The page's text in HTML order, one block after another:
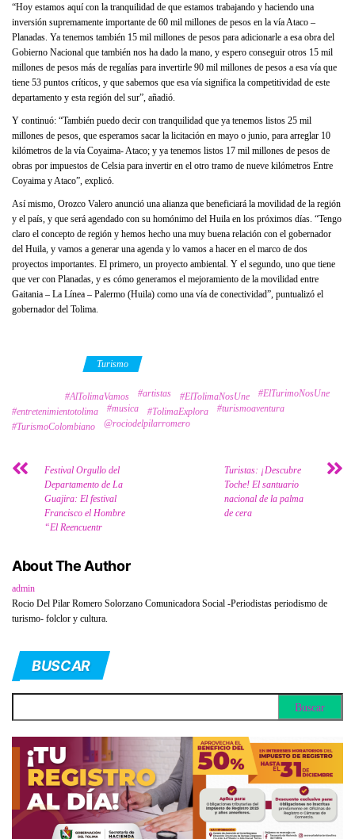
“Hoy estamos aquí con la tranquilidad de que estamos trabajando y haciendo una
inversión supremamente importante de 60 mil millones de pesos en la vía Ataco –
Planadas. Ya tenemos también 15 mil millones de pesos para adicionarle a esa obra del
Gobierno Nacional que también nos ha dado la mano, y espero conseguir otros 15 mil
millones de pesos más de regalías para invertirle 90 mil millones de pesos a esa vía que
tiene 53 puntos críticos, y que sabemos que esa vía significa la competitividad de este
departamento y esta región del sur”, añadió.
Y continuó: “También puedo decir con tranquilidad que ya tenemos listos 25 mil
millones de pesos, que esperamos sacar la licitación en mayo o junio, para arreglar 10
kilómetros de la vía Coyaima- Ataco; y ya tenemos listos 17 mil millones de pesos de
obras por impuestos de Celsia para invertir en el otro tramo de nueve kilómetros Entre
Coyaima y Ataco”, explicó.
Así mismo, Orozco Valero anunció una alianza que beneficiará la movilidad de la región
y el país, y que será agendado con su homónimo del Huila en los próximos días. “Tengo
claro el concepto de región y hemos hecho una muy buena relación con el gobernador
del Huila, y vamos a generar una agenda y lo vamos a hacer en el marco de dos
proyectos importantes. El primero, un proyecto ambiental. Y el segundo, uno que tiene
que ver con Planadas, y es cómo generamos el mejoramiento de la movilidad entre
Gaitania – La Línea – Palermo (Huila) como una vía de conectividad”, puntualizó el
gobernador del Tolima.
Turismo
#AlTolimaVamos #artistas #ElTolimaNosUne
#ElTurimoNosUne
#entretenimientotolima
#musica #TolimaExplora
#turismoaventura
#TurismoColombiano
@rociodelpilarromero
Festival Orgullo del
Departamento de La
Guajira: El festival
Francisco el Hombre
“El Reencuentr
Turistas: ¡Descubre
Toche! El santuario
nacional de la palma
de cera
About The Author
admin
Rocio Del Pilar Romero Solorzano Comunicadora Social -Periodistas periodismo de
turismo- folclor y cultura.
BUSCAR